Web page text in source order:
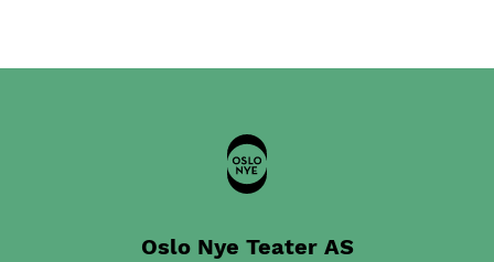
Oslo Nye Teater AS